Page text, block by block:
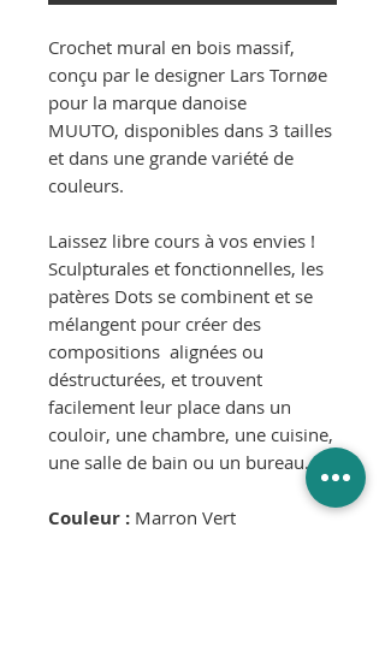
Crochet mural en bois massif,
conçu par le designer Lars Tornøe
pour la marque danoise
MUUTO, disponibles dans 3 tailles
et dans une grande variété de
couleurs.
Laissez libre cours à vos envies !
Sculpturales et fonctionnelles, les
patères Dots se combinent et se
mélangent pour créer des
compositions alignées ou
déstructurées, et trouvent
facilement leur place dans un
couloir, une chambre, une cuisine,
une salle de bain ou un bureau.
Couleur : Marron Vert